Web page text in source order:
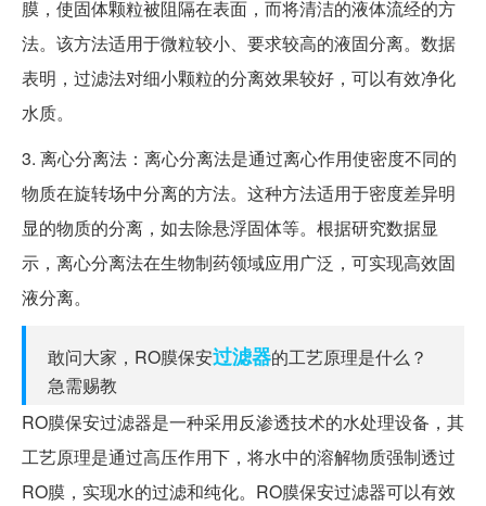
膜，使固体颗粒被阻隔在表面，而将清洁的液体流经的方
法。该方法适用于微粒较小、要求较高的液固分离。数据
表明，过滤法对细小颗粒的分离效果较好，可以有效净化
水质。
3. 离心分离法：离心分离法是通过离心作用使密度不同的
物质在旋转场中分离的方法。这种方法适用于密度差异明
显的物质的分离，如去除悬浮固体等。根据研究数据显
示，离心分离法在生物制药领域应用广泛，可实现高效固
液分离。
敢问大家，RO膜保安过滤器的工艺原理是什么？
急需赐教
RO膜保安过滤器是一种采用反渗透技术的水处理设备，其
工艺原理是通过高压作用下，将水中的溶解物质强制透过
RO膜，实现水的过滤和纯化。RO膜保安过滤器可以有效